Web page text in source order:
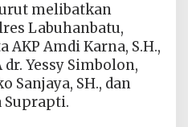
melibatkan
Labuhanbatu,
AKP Amdi Karna, S.H.,
Yessy Simbolon,
Sanjaya, SH., dan
Suprapti.